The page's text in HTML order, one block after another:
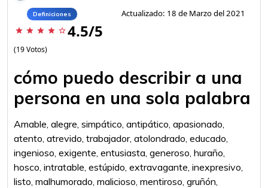
Definiciones Actualizado: 18 de Marzo del 2021
star star star star star_border 4.5/5
(19 Votos)
cómo puedo describir a una
persona en una sola palabra
Amable, alegre, simpático, antipático, apasionado,
atento, atrevido, trabajador, atolondrado, educado,
ingenioso, exigente, entusiasta, generoso, huraño,
hosco, intratable, estúpido, extravagante, inexpresivo,
listo, malhumorado, malicioso, mentiroso, gruñón,